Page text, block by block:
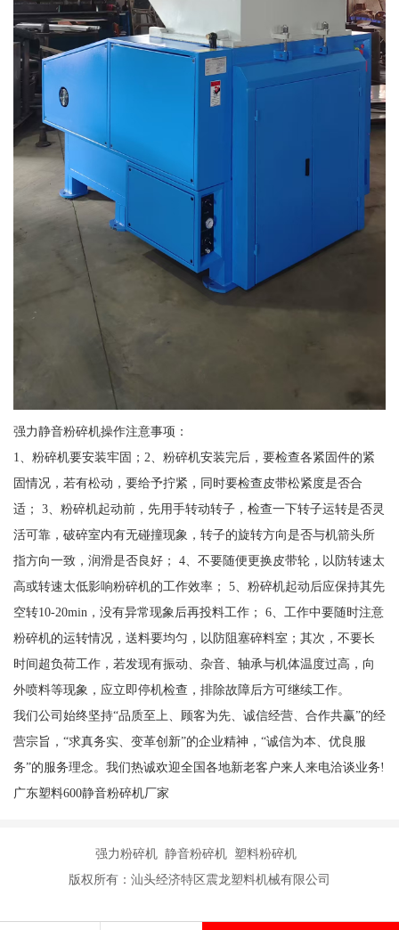
强力静音粉碎机操作注意事项：
1、粉碎机要安装牢固；2、粉碎机安装完后，要检查各紧固件的紧
固情况，若有松动，要给予拧紧，同时要检查皮带松紧度是否合
适； 3、粉碎机起动前，先用手转动转子，检查一下转子运转是否灵
活可靠，破碎室内有无碰撞现象，转子的旋转方向是否与机箭头所
指方向一致，润滑是否良好； 4、不要随便更换皮带轮，以防转速太
高或转速太低影响粉碎机的工作效率； 5、粉碎机起动后应保持其先
空转10-20min，没有异常现象后再投料工作； 6、工作中要随时注意
粉碎机的运转情况，送料要均匀，以防阻塞碎料室；其次，不要长
时间超负荷工作，若发现有振动、杂音、轴承与机体温度过高，向
外喷料等现象，应立即停机检查，排除故障后方可继续工作。
我们公司始终坚持“品质至上、顾客为先、诚信经营、合作共赢”的经
营宗旨，“求真务实、变革创新”的企业精神，“诚信为本、优良服
务”的服务理念。我们热诚欢迎全国各地新老客户来人来电洽谈业务!
广东塑料600静音粉碎机厂家
强力粉碎机 静音粉碎机 塑料粉碎机
版权所有：汕头经济特区震龙塑料机械有限公司